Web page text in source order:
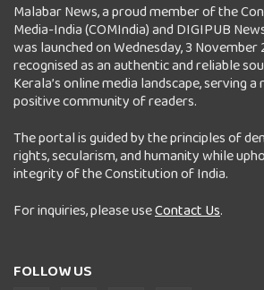
Malabar News, a proud member of the
Media-India (COMIndia) and DIGIPUB
was launched on Wednesday, 3 November
recognised as an authentic and reliable
Kerala’s online media landscape, serving
positive community of readers.
The portal is guided by the principles of
rights, secularism, and humanity while
integrity of the Constitution of India.
For inquiries, please useContact Us.
FOLLOW US